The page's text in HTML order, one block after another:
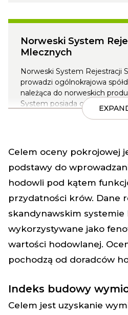
Celem oceny pokrojowej
podstawy do
hodowli pod kątem
przydatności krów. Dane
skandynawskim systemie
wykorzystywane jako
wartości hodowlanej.
pochodzą od doradców
Indeks budowy
Celem jest uzyskanie
Norweski System
Mlecznych
Norweski System Rejestracji
prowadzi ogólnokrajowa
należąca do norweskich
System posiada certyfikat
Międzynarodowy Komitet ds.
producentów mleka w
źródeł.
Więcej o Norweskim
Mlecznych przeczytasz tutaj